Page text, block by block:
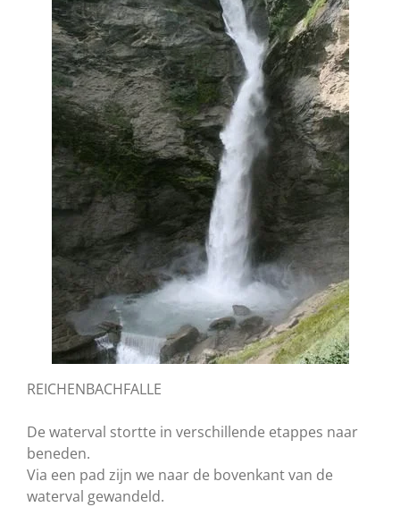
REICHENBACHFALLE
De waterval stortte in verschillende etappes naar
beneden.
Via een pad zijn we naar de bovenkant van de
waterval gewandeld.